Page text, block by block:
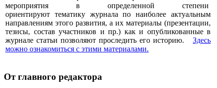
мероприятия в определенной степени
ориентируют тематику журнала по наиболее актуальным
направлениям этого развития, а их материалы (презентации,
тезисы, состав участников и пр.) как и опубликованные в
журнале статьи позволяют проследить его историю. Здесь
можно ознакомиться с этими материалами.
От главного редактора